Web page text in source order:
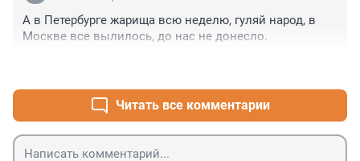
А в Петербурге жарища всю неделю, гуляй народ, в
Москве все вылилось, до нас не донесло.
Читать все комментарии